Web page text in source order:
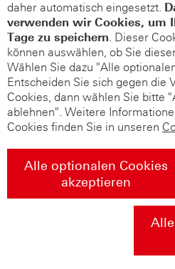
daher automatisch eingesetzt.
verwenden wir Cookies, um
Tage zu speichern. Dieser
können auswählen, ob Sie
Wählen Sie dazu "Alle
Entscheiden Sie sich gegen die
Cookies, dann wählen Sie bitte
ablehnen". Weitere
Cookies finden Sie in unseren
Alle optionalen Cookies
akzeptieren